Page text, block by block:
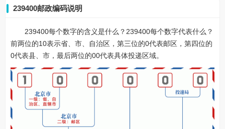
239400邮政编码说明
239400每个数字的含义是什么？239400每个数字代表什么？
前两位的10表示省、市、自治区，第三位的0代表邮区，第四位的
0代表县、市，最后两位的00代表具体投递区域。